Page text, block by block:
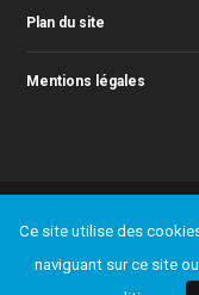
Plan du site
Mentions légales
Ajouter un
Formulaire d’inscription «
Ce site utilise des
naviguant sur ce site